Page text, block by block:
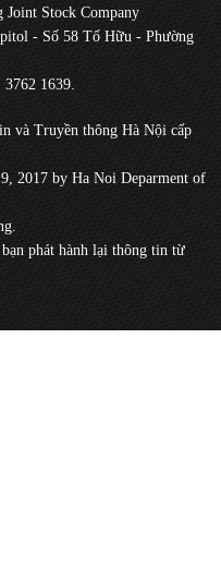
Stock Company
- Số 58 Tố Hữu - Phường
1639.
và Truyền thông Hà Nội cấp
2017 by Ha Noi Deparment of
phát hành lại thông tin từ